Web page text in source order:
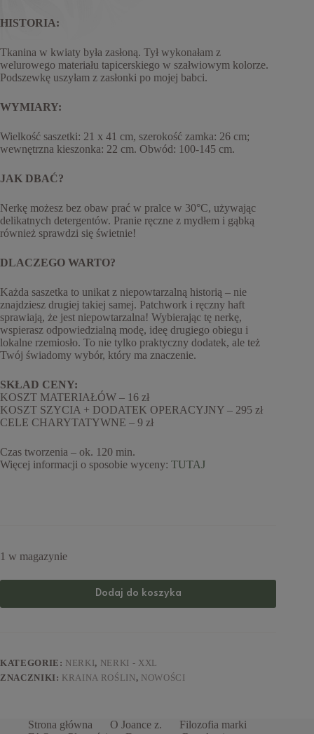
HISTORIA:
Tkanina w kwiaty była zasłoną. Tył wykonałam z
welurowego materiału tapicerskiego w szałwiowym kolorze.
Podszewkę uszyłam z zasłonki po mojej babci.
WYMIARY:
Wielkość saszetki: 21 x 41 cm, szerokość zamka: 26 cm;
wewnętrzna kieszonka: 22 cm. Obwód: 100-145 cm.
JAK DBAĆ?
Nerkę możesz bez obaw prać w pralce w 30°C, używając
delikatnych detergentów. Pranie ręczne z mydłem i gąbką
również sprawdzi się świetnie!
DLACZEGO WARTO?
Każda saszetka to unikat z niepowtarzalną historią – nie
znajdziesz drugiej takiej samej. Patchwork i ręczny haft
sprawiają, że jest niepowtarzalna! Wybierając tę nerkę,
wspierasz odpowiedzialną modę, ideę drugiego obiegu i
lokalne rzemiosło. To nie tylko praktyczny dodatek, ale też
Twój świadomy wybór, który ma znaczenie.
SKŁAD CENY:
KOSZT MATERIAŁÓW – 16 zł
KOSZT SZYCIA + DODATEK OPERACYJNY – 295 zł
CELE CHARYTATYWNE – 9 zł
Czas tworzenia – ok. 120 min.
Więcej informacji o sposobie wyceny: TUTAJ
1 w magazynie
Dodaj do koszyka
KATEGORIE: NERKI, NERKI - XXL
ZNACZNIKI: KRAINA ROŚLIN, NOWOŚCI
Strona główna O Joance z.
Filozofia marki